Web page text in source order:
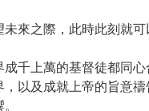
來之際，此時此刻就可
千上萬的基督徒都同心
，以及成就上帝的旨意